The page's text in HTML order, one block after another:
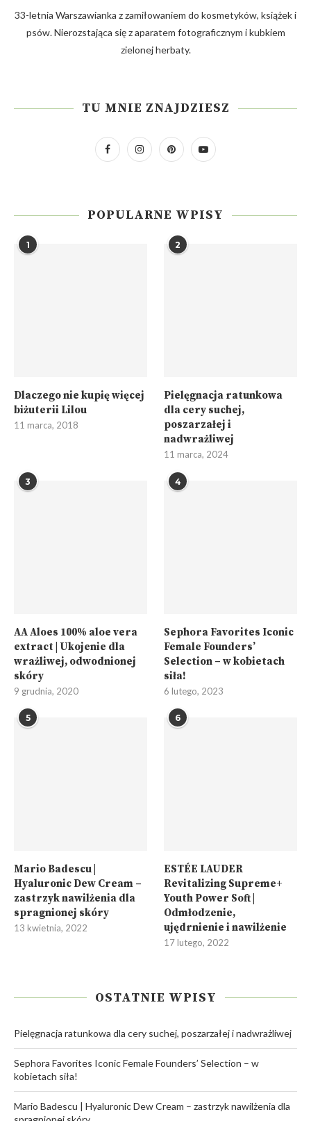
33-letnia Warszawianka z zamiłowaniem do kosmetyków, książek i
psów. Nierozstająca się z aparatem fotograficznym i kubkiem
zielonej herbaty.
TU MNIE ZNAJDZIESZ
POPULARNE WPISY
1
Dlaczego nie kupię więcej
biżuterii Lilou
11 marca, 2018
2
Pielęgnacja ratunkowa
dla cery suchej,
poszarzałej i
nadwrażliwej
11 marca, 2024
3
AA Aloes 100% aloe vera
extract | Ukojenie dla
wrażliwej, odwodnionej
skóry
9 grudnia, 2020
4
Sephora Favorites Iconic
Female Founders’
Selection – w kobietach
siła!
6 lutego, 2023
5
Mario Badescu |
Hyaluronic Dew Cream –
zastrzyk nawilżenia dla
spragnionej skóry
13 kwietnia, 2022
6
ESTÉE LAUDER
Revitalizing Supreme+
Youth Power Soft |
Odmłodzenie,
ujędrnienie i nawilżenie
17 lutego, 2022
OSTATNIE WPISY
Pielęgnacja ratunkowa dla cery suchej, poszarzałej i nadwrażliwej
Sephora Favorites Iconic Female Founders’ Selection – w
kobietach siła!
Mario Badescu | Hyaluronic Dew Cream – zastrzyk nawilżenia dla